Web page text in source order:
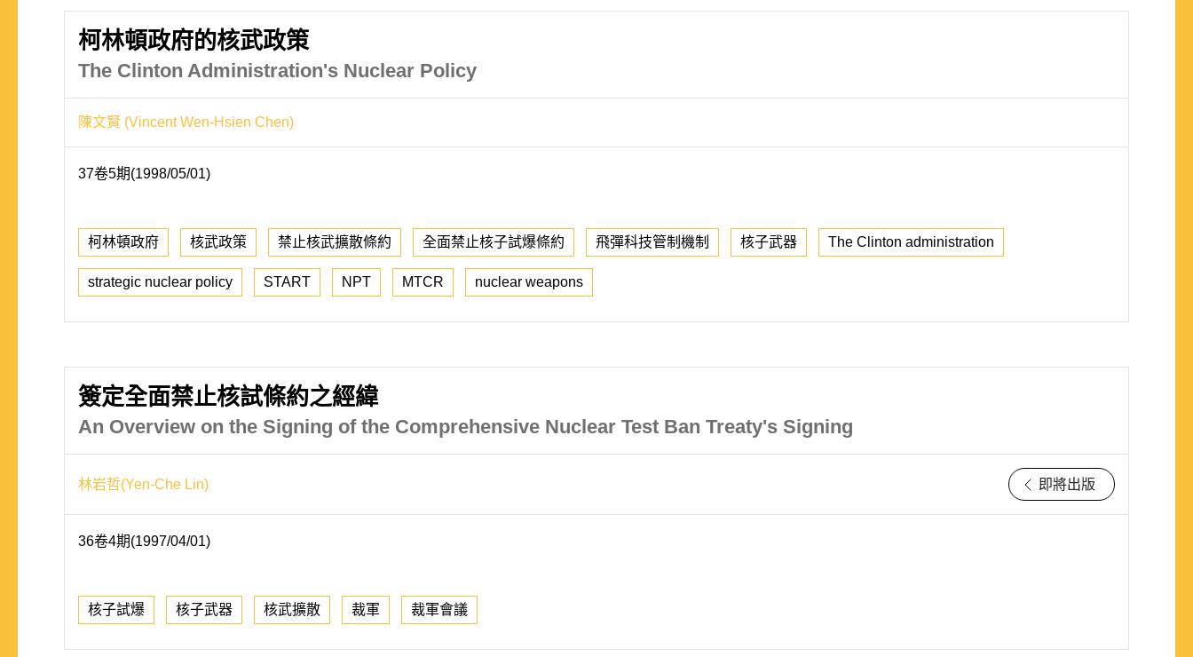
柯林頓政府的核武政策
The Clinton Administration's Nuclear Policy
陳文賢 (Vincent Wen-Hsien Chen)
37卷5期(1998/05/01)
柯林頓政府 核武政策 禁止核武擴散條約 全面禁止核子試爆條約 飛彈科技管制機制 核子武器 The Clinton administration
strategic nuclear policy START NPT MTCR nuclear weapons
簽定全面禁止核試條約之經緯
An Overview on the Signing of the Comprehensive Nuclear Test Ban Treaty's Signing
林岩哲(Yen-Che Lin) 即將出版
36卷4期(1997/04/01)
核子試爆 核子武器 核武擴散 裁軍 裁軍會議